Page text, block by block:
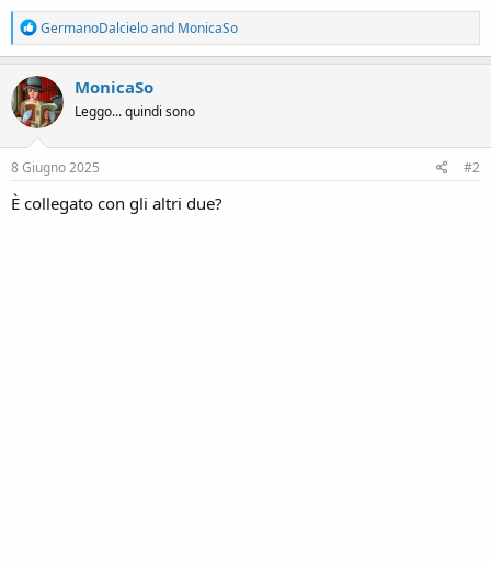
R
e
a
c
t
i
o
n
s
GermanoDalcieloand MonicaSo
MonicaSo
Leggo... quindi sono
8 Giugno 2025 #2
È collegato con gli altri due?